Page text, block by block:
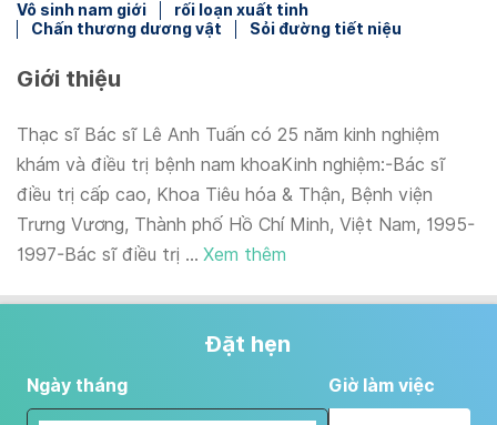
Vô sinh nam giới
rối loạn xuất tinh
Chấn thương dương vật
Sỏi đường tiết niệu
Giới thiệu
Thạc sĩ Bác sĩ Lê Anh Tuấn có 25 năm kinh nghiệm
khám và điều trị bệnh nam khoaKinh nghiệm:-Bác sĩ
điều trị cấp cao, Khoa Tiêu hóa & Thận, Bệnh viện
Trưng Vương, Thành phố Hồ Chí Minh, Việt Nam, 1995-
1997-Bác sĩ điều trị ... Xem thêm
Đặt hẹn
Ngày tháng Giờ làm việc